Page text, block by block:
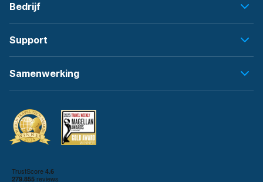
Bedrijf
Support
Samenwerking